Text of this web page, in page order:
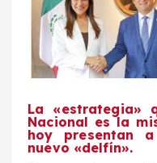
La «estrategia»
Nacional es la
hoy presentan
nuevo «delfín».